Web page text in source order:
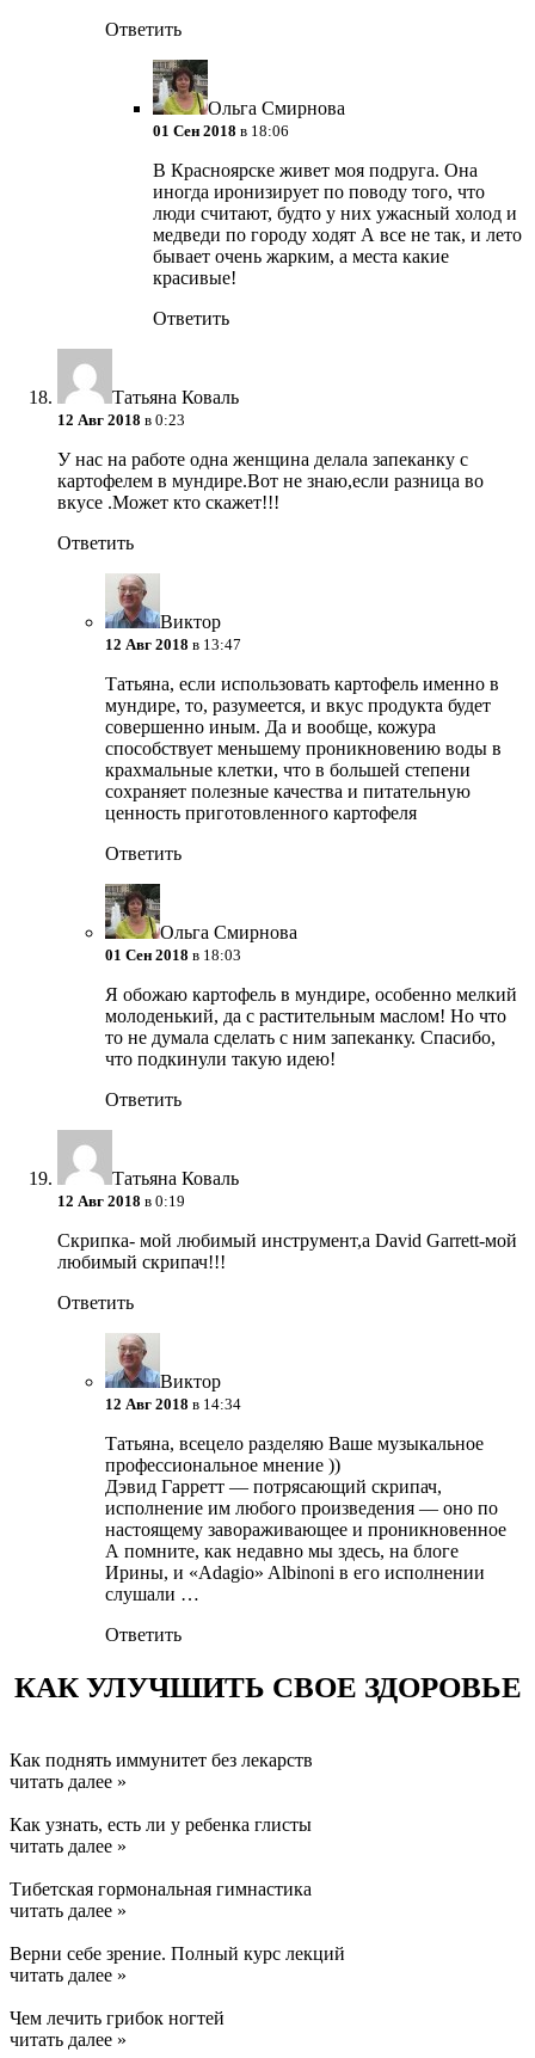
Ответить
Ольга Смирнова
01 Сен 2018 в 18:06
В Красноярске живет моя подруга. Она
иногда иронизирует по поводу того, что
люди считают, будто у них ужасный холод и
медведи по городу ходят А все не так, и лето
бывает очень жарким, а места какие
красивые!
Ответить
Татьяна Коваль
12 Авг 2018 в 0:23
У нас на работе одна женщина делала запеканку с
картофелем в мундире.Вот не знаю,если разница во
вкусе .Может кто скажет!!!
Ответить
Виктор
12 Авг 2018 в 13:47
Татьяна, если использовать картофель именно в
мундире, то, разумеется, и вкус продукта будет
совершенно иным. Да и вообще, кожура
способствует меньшему проникновению воды в
крахмальные клетки, что в большей степени
сохраняет полезные качества и питательную
ценность приготовленного картофеля
Ответить
Ольга Смирнова
01 Сен 2018 в 18:03
Я обожаю картофель в мундире, особенно мелкий
молоденький, да с растительным маслом! Но что
то не думала сделать с ним запеканку. Спасибо,
что подкинули такую идею!
Ответить
Татьяна Коваль
12 Авг 2018 в 0:19
Скрипка- мой любимый инструмент,а David Garrett-мой
любимый скрипач!!!
Ответить
Виктор
12 Авг 2018 в 14:34
Татьяна, всецело разделяю Ваше музыкальное
профессиональное мнение ))
Дэвид Гарретт — потрясающий скрипач,
исполнение им любого произведения — оно по
настоящему завораживающее и проникновенное
А помните, как недавно мы здесь, на блоге
Ирины, и «Adagio» Albinoni в его исполнении
слушали …
Ответить
КАК УЛУЧШИТЬ СВОЕ ЗДОРОВЬЕ
Как поднять иммунитет без лекарств
читать далее »
Как узнать, есть ли у ребенка глисты
читать далее »
Тибетская гормональная гимнастика
читать далее »
Верни себе зрение. Полный курс лекций
читать далее »
Чем лечить грибок ногтей
читать далее »